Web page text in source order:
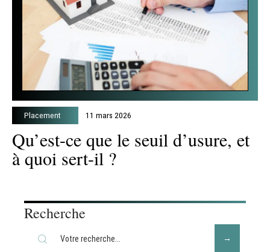
Placement 11 mars 2026
Qu’est-ce que le seuil d’usure, et
à quoi sert-il ?
Recherche